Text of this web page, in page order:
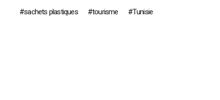
sachets plastiques
tourisme Tunisie